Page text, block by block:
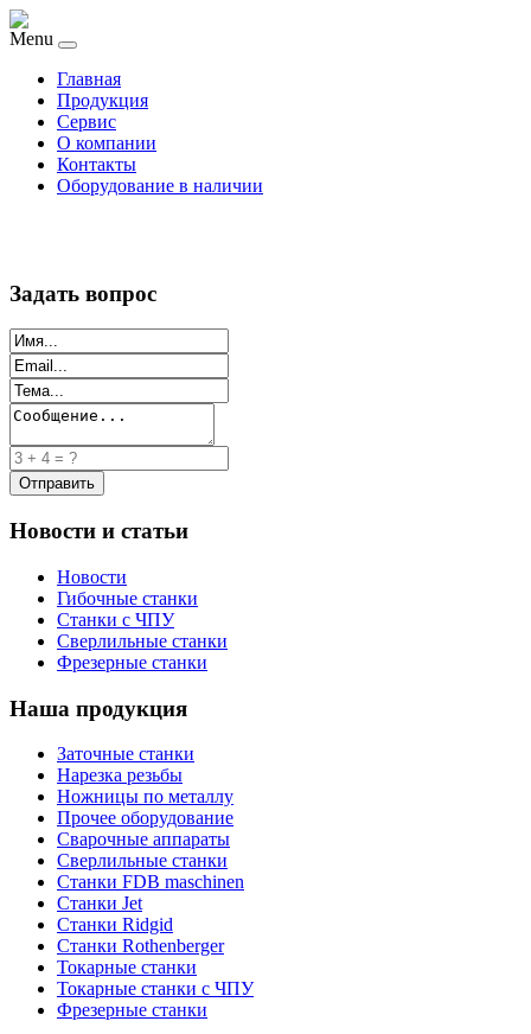
Menu
Главная
Продукция
Сервис
О компании
Контакты
Оборудование в наличии
Задать вопрос
Новости и статьи
Новости
Гибочные станки
Станки с ЧПУ
Сверлильные станки
Фрезерные станки
Наша продукция
Заточные станки
Нарезка резьбы
Ножницы по металлу
Прочее оборудование
Сварочные аппараты
Сверлильные станки
Станки FDB maschinen
Станки Jet
Станки Ridgid
Станки Rothenberger
Токарные станки
Токарные станки с ЧПУ
Фрезерные станки